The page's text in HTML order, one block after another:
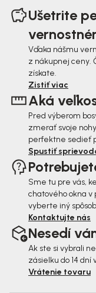
Ušetrite
Vďaka nášmu
z nákupnej ceny.
získate.
Zistiť viac
Aká
Pred výberom
zmerať svoje
perfektne sedieť
Spustiť
Sme tu pre vás,
chatového okna v
vyberte iný
Kontaktujte nás
Nesedí
Ak ste si vybrali
zásielku do 14 dní
Vrátenie tovaru